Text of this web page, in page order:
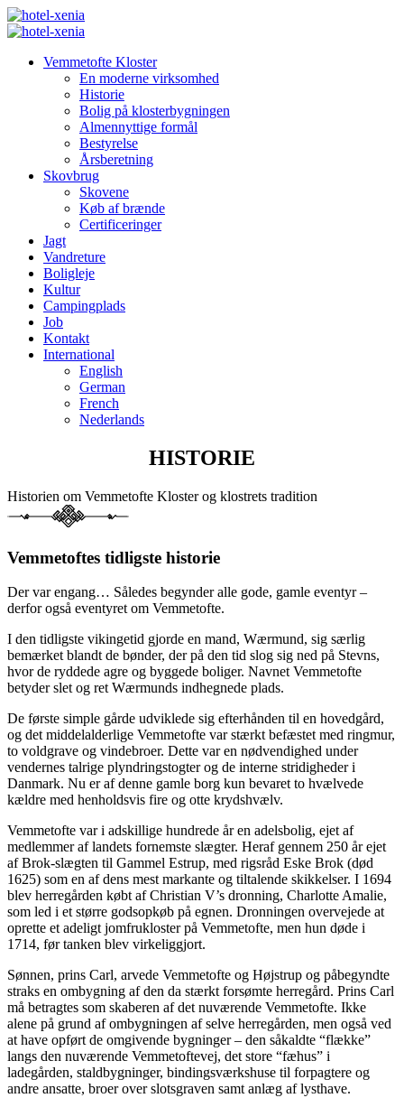
Vemmetofte Kloster
En moderne virksomhed
Historie
Bolig på klosterbygningen
Almennyttige formål
Bestyrelse
Årsberetning
Skovbrug
Skovene
Køb af brænde
Certificeringer
Jagt
Vandreture
Boligleje
Kultur
Campingplads
Job
Kontakt
International
English
German
French
Nederlands
HISTORIE
Historien om Vemmetofte Kloster og klostrets tradition
Vemmetoftes tidligste historie
Der var engang… Således begynder alle gode, gamle eventyr –
derfor også eventyret om Vemmetofte.
I den tidligste vikingetid gjorde en mand, Wærmund, sig særlig
bemærket blandt de bønder, der på den tid slog sig ned på Stevns,
hvor de ryddede agre og byggede boliger. Navnet Vemmetofte
betyder slet og ret Wærmunds indhegnede plads.
De første simple gårde udviklede sig efterhånden til en hovedgård,
og det middelalderlige Vemmetofte var stærkt befæstet med ringmur,
to voldgrave og vindebroer. Dette var en nødvendighed under
vendernes talrige plyndringstogter og de interne stridigheder i
Danmark. Nu er af denne gamle borg kun bevaret to hvælvede
kældre med henholdsvis fire og otte krydshvælv.
Vemmetofte var i adskillige hundrede år en adelsbolig, ejet af
medlemmer af landets fornemste slægter. Heraf gennem 250 år ejet
af Brok-slægten til Gammel Estrup, med rigsråd Eske Brok (død
1625) som en af dens mest markante og tiltalende skikkelser. I 1694
blev herregården købt af Christian V’s dronning, Charlotte Amalie,
som led i et større godsopkøb på egnen. Dronningen overvejede at
oprette et adeligt jomfrukloster på Vemmetofte, men hun døde i
1714, før tanken blev virkeliggjort.
Sønnen, prins Carl, arvede Vemmetofte og Højstrup og påbegyndte
straks en ombygning af den da stærkt forsømte herregård. Prins Carl
må betragtes som skaberen af det nuværende Vemmetofte. Ikke
alene på grund af ombygningen af selve herregården, men også ved
at have opført de omgivende bygninger – den såkaldte “flække”
langs den nuværende Vemmetoftevej, det store “fæhus” i
ladegården, staldbygninger, bindingsværkshuse til forpagtere og
andre ansatte, broer over slotsgraven samt anlæg af lysthave.